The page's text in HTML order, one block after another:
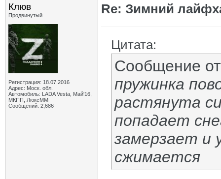
Клюв
Продвинутый
Регистрация: 18.07.2016
Адрес: Моск. обл.
Автомобиль: LADA Vesta, Май'16,
МКПП, ЛюксММ
Сообщений: 2,686
Re: Зимний
Цитата:
Сообщение
пружинка
растянута
попадает
замерзает и
сжимается